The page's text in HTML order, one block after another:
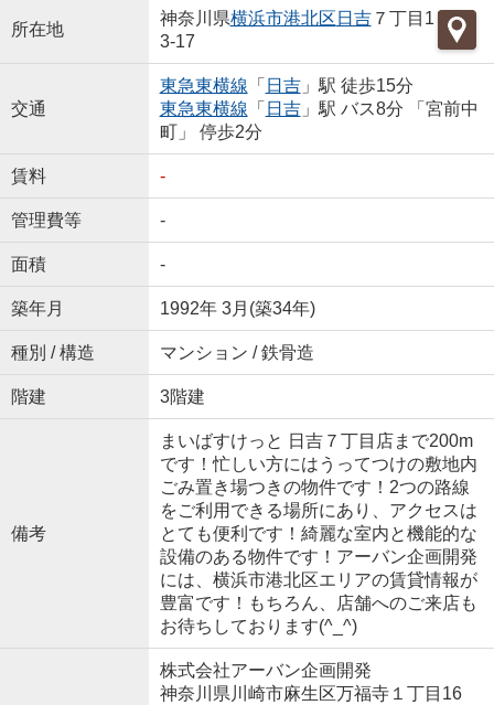
所在地
神奈川県横浜市港北区 日吉７丁目1
3-17
交通
東急東横線 「 日吉」駅 徒歩15分
東急東横線 「 日吉」駅 バス8分 「宮前中
町」 停歩2分
賃料 -
管理費等 -
面積 -
築年月 1992年 3月(築34年)
種別 / 構造 マンション / 鉄骨造
階建 3階建
備考
まいばすけっと 日吉７丁目店まで200m
です！忙しい方にはうってつけの敷地内
ごみ置き場つきの物件です！2つの路線
をご利用できる場所にあり、アクセスは
とても便利です！綺麗な室内と機能的な
設備のある物件です！アーバン企画開発
には、横浜市港北区エリアの賃貸情報が
豊富です！もちろん、店舗へのご来店も
お待ちしております(^_^)
株式会社アーバン企画開発
神奈川県川崎市麻生区万福寺１丁目16